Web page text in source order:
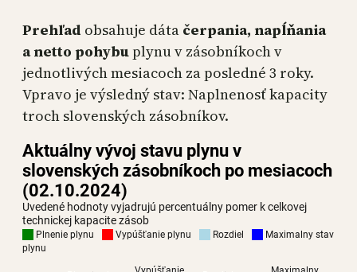
Prehľad obsahuje dáta čerpania, napĺňania
a netto pohybu plynu v zásobníkoch v
jednotlivých mesiacoch za posledné 3 roky.
Vpravo je výsledný stav: Naplnenosť kapacity
troch slovenských zásobníkov.